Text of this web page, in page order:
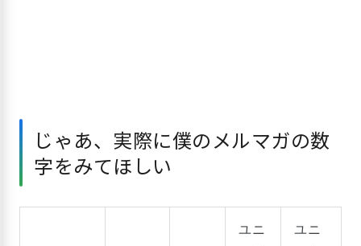
じゃあ、実際に僕のメルマガの数
字をみてほしい
ユニ
ユニ